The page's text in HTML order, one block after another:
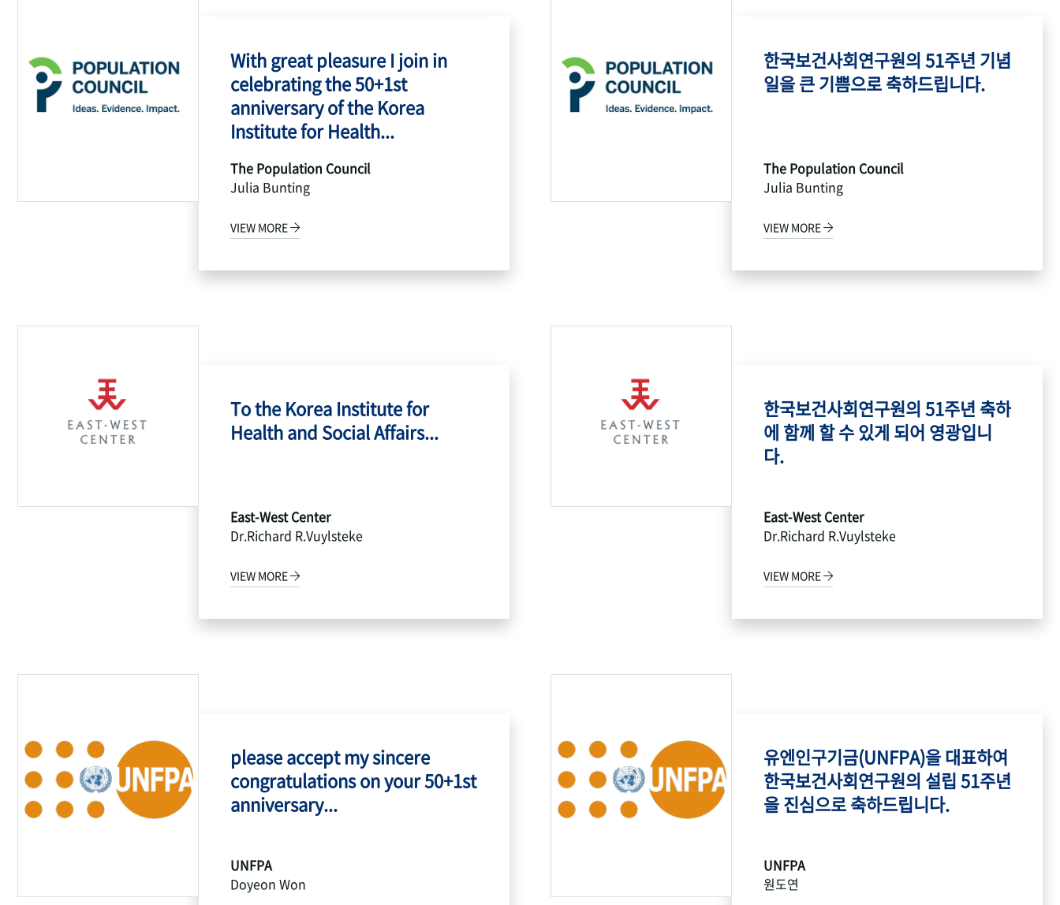
With great pleasure I join in
celebrating the 50+1st
anniversary of the Korea
Institute for Health...
The Population Council
Julia Bunting
VIEW MORE
한국보건사회연구원의 51주년 기념
일을 큰 기쁨으로 축하드립니다.
The Population Council
Julia Bunting
VIEW MORE
To the Korea Institute for
Health and Social Affairs...
East-West Center
Dr.Richard R.Vuylsteke
VIEW MORE
한국보건사회연구원의 51주년 축하
에 함께 할 수 있게 되어 영광입니
다.
East-West Center
Dr.Richard R.Vuylsteke
VIEW MORE
please accept my sincere
congratulations on your 50+1st
anniversary...
UNFPA
Doyeon Won
유엔인구기금(UNFPA)을 대표하여
한국보건사회연구원의 설립 51주년
을 진심으로 축하드립니다.
UNFPA
원도연